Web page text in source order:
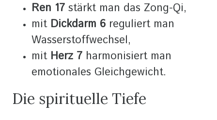
Ren 17 stärkt man das Zong-Qi,
mit Dickdarm 6 reguliert man
Wasserstoffwechsel,
mit Herz 7 harmonisiert man
emotionales Gleichgewicht.
Die spirituelle Tiefe